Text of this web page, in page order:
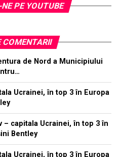
PE YOUTUBE
COMENTARII
de Nord a Municipiului
Ucrainei, în top 3 în Europa
– capitala Ucrainei, în top 3 în
Bentley
Ucrainei, în top 3 în Europa